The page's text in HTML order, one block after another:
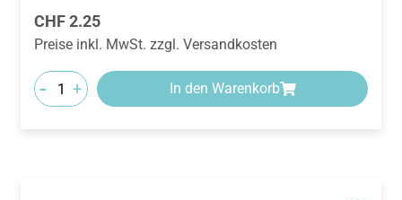
Regulärer Preis:
CHF 2.25
Preise inkl. MwSt. zzgl. Versandkosten
- + In den Warenkorb